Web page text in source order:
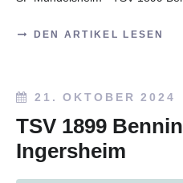
DEN ARTIKEL LESEN
21. OKTOBER 2024
TSV 1899
Ingersheim